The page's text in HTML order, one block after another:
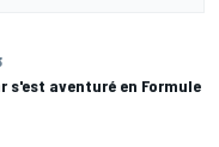
s'est aventuré en Formule